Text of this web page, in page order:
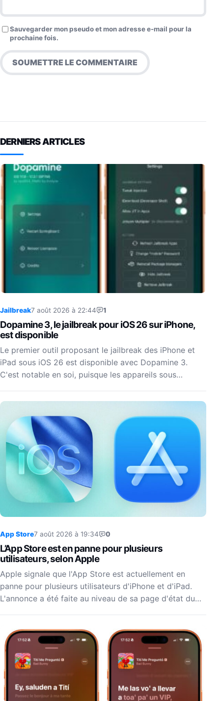
Sauvegarder mon pseudo et mon adresse e-mail pour la
prochaine fois.
DERNIERS ARTICLES
Jailbreak7 août 2026 à 22:44 1
Dopamine 3, le jailbreak pour iOS 26 sur iPhone,
est disponible
Le premier outil proposant le jailbreak des iPhone et
iPad sous iOS 26 est disponible avec Dopamine 3.
C'est notable en soi, puisque les appareils sous…
App Store7 août 2026 à 19:34 0
L’App Store est en panne pour plusieurs
utilisateurs, selon Apple
Apple signale que l'App Store est actuellement en
panne pour plusieurs utilisateurs d'iPhone et d'iPad.
L'annonce a été faite au niveau de sa page d'état du…